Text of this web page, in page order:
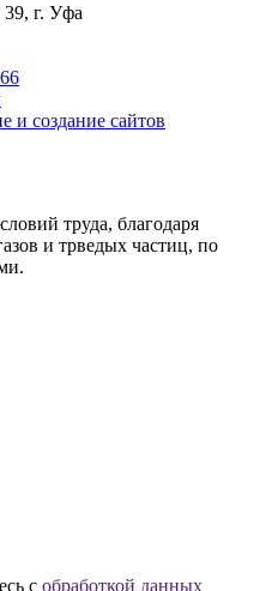
г. Уфа
труда, благодаря
и трведых частиц, по
с обработкой данных